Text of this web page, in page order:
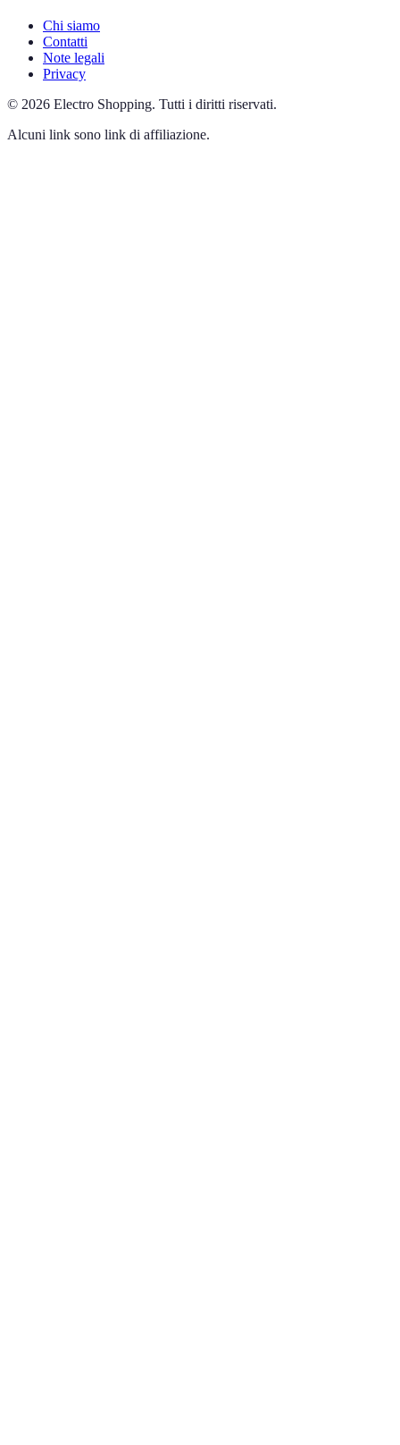
Chi siamo
Contatti
Note legali
Privacy
© 2026 Electro Shopping. Tutti i diritti riservati.
Alcuni link sono link di affiliazione.